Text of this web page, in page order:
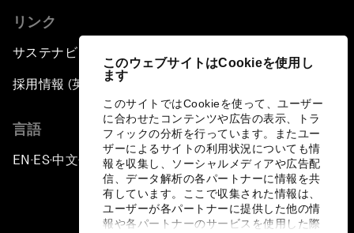
このウェブサイトはCookieを使用し
ます
このサイトではCookieを使って、ユーザー
に合わせたコンテンツや広告の表示、トラ
フィックの分析を行っています。またユー
ザーによるサイトの利用状況についても情
報を収集し、ソーシャルメディアや広告配
信、データ解析の各パートナーに情報を共
有しています。ここで収集された情報は、
ユーザーが各パートナーに提供した他の情
報や各パートナーのサービスを使用した際
リンク
サステナビリティへの取り組み
採用情報 (英語のみ)
言語
EN ▪ES▪中文▪ 日本語